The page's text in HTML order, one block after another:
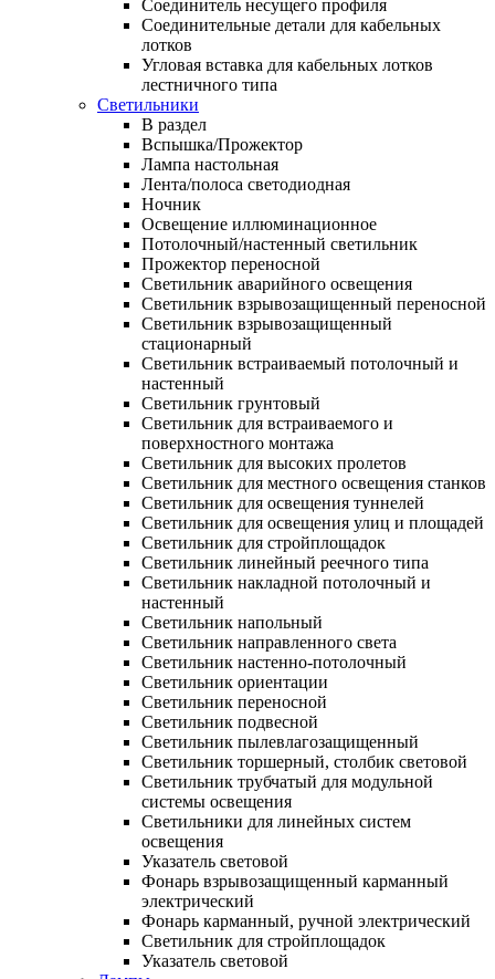
Соединитель несущего профиля
Соединительные детали для кабельных
лотков
Угловая вставка для кабельных лотков
лестничного типа
Светильники
В раздел
Вспышка/Прожектор
Лампа настольная
Лента/полоса светодиодная
Ночник
Освещение иллюминационное
Потолочный/настенный светильник
Прожектор переносной
Светильник аварийного освещения
Светильник взрывозащищенный переносной
Светильник взрывозащищенный
стационарный
Светильник встраиваемый потолочный и
настенный
Светильник грунтовый
Светильник для встраиваемого и
поверхностного монтажа
Светильник для высоких пролетов
Светильник для местного освещения станков
Светильник для освещения туннелей
Светильник для освещения улиц и площадей
Светильник для стройплощадок
Светильник линейный реечного типа
Светильник накладной потолочный и
настенный
Светильник напольный
Светильник направленного света
Светильник настенно-потолочный
Светильник ориентации
Светильник переносной
Светильник подвесной
Светильник пылевлагозащищенный
Светильник торшерный, столбик световой
Светильник трубчатый для модульной
системы освещения
Светильники для линейных систем
освещения
Указатель световой
Фонарь взрывозащищенный карманный
электрический
Фонарь карманный, ручной электрический
Светильник для стройплощадок
Указатель световой